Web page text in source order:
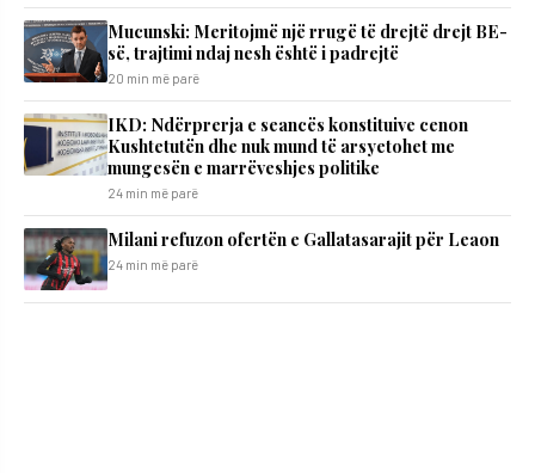
Mucunski: Meritojmë një rrugë të drejtë drejt BE-
së, trajtimi ndaj nesh është i padrejtë
20 min më parë
IKD: Ndërprerja e seancës konstituive cenon
Kushtetutën dhe nuk mund të arsyetohet me
mungesën e marrëveshjes politike
24 min më parë
Milani refuzon ofertën e Gallatasarajit për Leaon
24 min më parë